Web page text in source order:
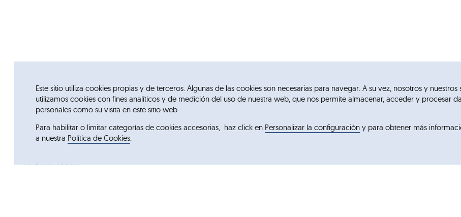
Este sitio utiliza cookies propias y de terceros. Algunas de las cookies son necesarias para navegar. A su vez, nosotros y nuestros
utilizamos cookies con fines analíticos y de medición del uso de nuestra web, que nos permite almacenar, acceder y procesar
personales como su visita en este sitio web.
Para habilitar o limitar categorías de cookies accesorias, haz click en Personalizar la configuración y para obtener más
a nuestra Política de Cookies.